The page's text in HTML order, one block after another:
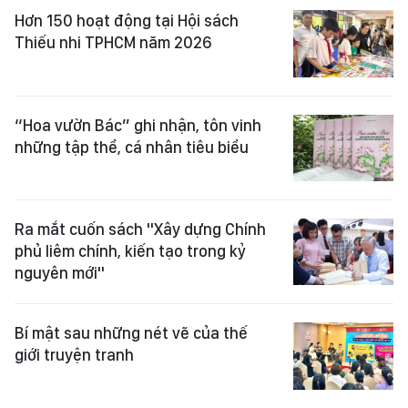
Hơn 150 hoạt động tại Hội sách
Thiếu nhi TPHCM năm 2026
“Hoa vườn Bác” ghi nhận, tôn vinh
những tập thể, cá nhân tiêu biểu
Ra mắt cuốn sách "Xây dựng Chính
phủ liêm chính, kiến tạo trong kỷ
nguyên mới"
Bí mật sau những nét vẽ của thế
giới truyện tranh